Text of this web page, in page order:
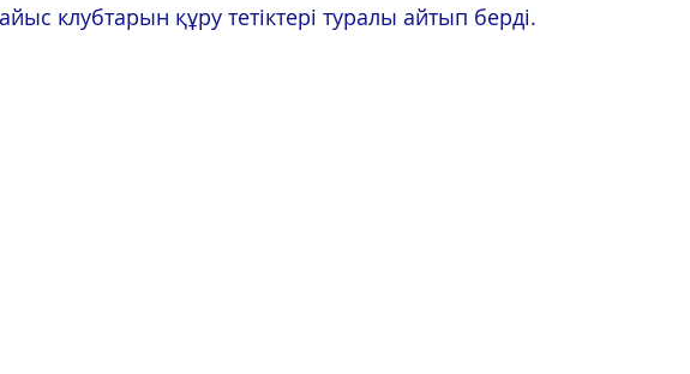
клубтарын құру тетіктері туралы айтып берді.